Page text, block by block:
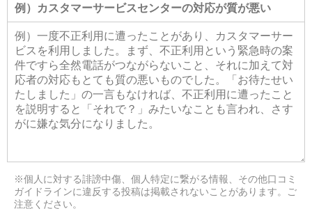
※個人に対する誹謗中傷、個人特定に繋がる情報、その他口コミ
ガイドラインに違反する投稿は掲載されないことがあります。ご
注意ください。